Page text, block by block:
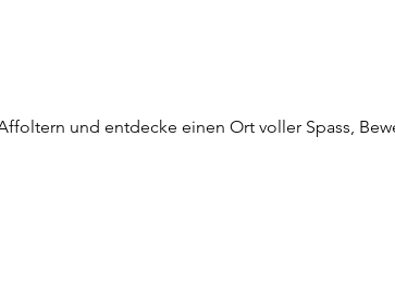
und entdecke einen Ort voller Spass,